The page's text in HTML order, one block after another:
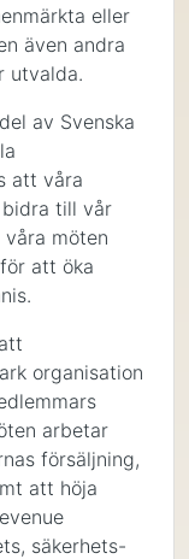
eller
även andra
utvalda.
av Svenska
att våra
till vår
möten
att öka
organisation
arbetar
försäljning,
att höja
säkerhets-